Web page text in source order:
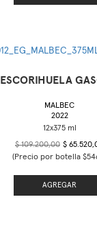
ESCORIHUELA
MALBEC
2022
$ 109.200,00 $
(Precio por botella
AGREGAR